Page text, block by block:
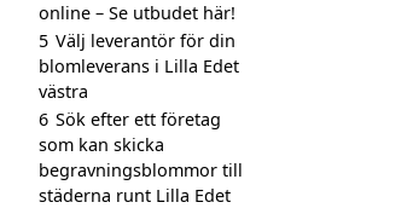
online – Se utbudet här!
5 Välj leverantör för din
blomleverans i Lilla Edet
västra
6 Sök efter ett företag
som kan skicka
begravningsblommor till
städerna runt Lilla Edet